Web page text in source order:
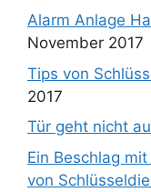
Alarm Anlage
November 2017
Tips von
2017
Tür geht nicht
Ein Beschlag
von